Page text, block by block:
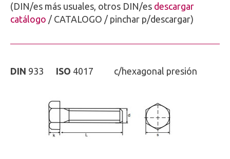
(DIN/es más usuales, otros DIN/es descargar
catálogo / CATALOGO / pinchar p/descargar)
DIN 933 ISO 4017 c/hexagonal presión